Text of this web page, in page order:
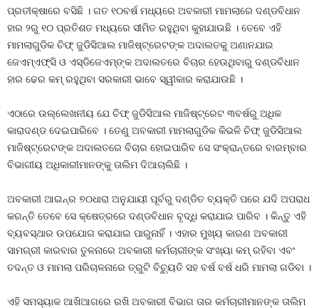
ପ୍ରତୀକ୍ଷାରେ ବସିଛି । ଗତ ୧୦ବର୍ଷ ମଧ୍ୟରେ ଅବକାରୀ ମାମଲାରେ ଦଣ୍ଡବିଧାନ
ହାର ୨ରୁ ୧୦ ପ୍ରତିଶତ ମଧ୍ୟରେ ସୀମିତ ରହୁଥିବା କୁହାଯାଉଛି । ତେବେ ଏହି
ମାମଲାଗୁଡିକ ଚିଫ୍‍ ଜୁଡିସିଆଲ ମାଜିଷ୍ଟ୍ରେଟଙ୍କ ଅଦାଲତକୁ ଅଣାନଯାଇ
ଜେଏମ୍‍ଏଫ୍‍ସି ଓ ଏସ୍‍ଡିଜେଏମ୍‍ଙ୍କ ଅଦାଲତରେ ବିଚାର ହେଉଥିବାରୁ ଦଣ୍ଡବିଧାନ
ହାର ଢେର କମ୍‍ ରହୁଥିବା ସରକାରୀ ଭାବେ ସ୍ୱୀକାର କରାଯାଉଛି ।
ଏଠାରେ ଉଲ୍ଲେଖନୀୟ ଯେ ଚିଫ୍‍ ଜୁଡିସିଆଲ ମାଜିଷ୍ଟ୍ରେଟ ୩ବର୍ଷରୁ ଅଧିକ
କାରାଦଣ୍ଡ ଦେଇପାରିବେ । ତେଣୁ ଅବକାରୀ ମାମଲାଗୁଡିକ କିଭଳି ଚିଫ୍‍ ଜୁଡିସିଆଲ
ମାଜିଷ୍ଟ୍ରେଟଙ୍କ ଅଦାଲତରେ ବିଚାର ହୋଇପାରିବ ସେ ସଂକ୍ରାନ୍ତରେ ବାରମ୍ବାର
ବିଭାଗୀୟ ଅଧିକାରୀମାନଙ୍କୁ ତାଲିମ ଦିଆଚାଲିଛି ।
ଅବକାରୀ ଆଇନ୍‍ର ୭୦ଧାରା ଅନୁଯାୟୀ ପୂର୍ବରୁ ଦଣ୍ଡିତ ବ୍ୟକ୍ତି ପରେ ଯଦି ଅପରାଧ
କରନ୍ତି ତେବେ ସେ କ୍ଷେତ୍ରରେ ଦଣ୍ଡବିଧାନ ବୃଦ୍ଧି କରାଯାଇ ପାରିବ । କିନ୍ତୁ ଏହି
ବ୍ୟବସ୍ଥାର ଉପଯୋଗ କରାଯାଇ ପାରୁନାହିଁ । ଏହାର ମୁଖ୍ୟ କାରଣ ଅବକାରୀ
ସାମଗ୍ରୀ କାରବାର ତୁଳନାରେ ଅବକାରୀ କର୍ମଚାରୀଙ୍କ ସଂଖ୍ୟା କମ୍‍ ରହିବା ଏବଂ
ତଦନ୍ତ ଓ ମାମଲା ପରିଚାଳନାରେ ତ୍ରୁଟି ବିଚ୍ୟୁତି ସହ ବର୍ଷ ବର୍ଷ ଧରି ମାମଲା ଗଡିବା ।
ଏହି ସମସ୍ୟାକ ଆଖିଆଗରେ ରଖି ଅବକାରୀ ବିଭାଗ ତାର କର୍ମଚାରୀମାନଙ୍କ ତାଲିମ